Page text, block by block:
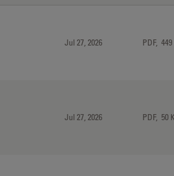
Jul 27, 2026 PDF,
Jul 27, 2026 PDF, 50